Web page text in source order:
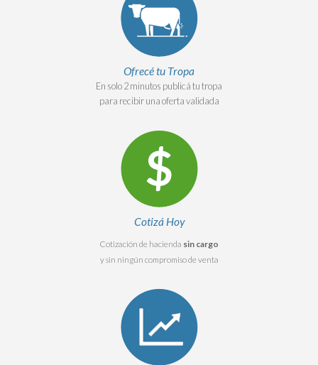
Ofrecé tu Tropa
En solo 2 minutos publicá tu tropa
para recibir una oferta validada
Cotizá Hoy
Cotización de hacienda sin cargo
y sin ningún compromiso de venta